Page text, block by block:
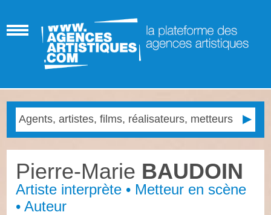
Pierre-Marie BAUDOIN
Artiste interprète • Metteur en scène
• Auteur